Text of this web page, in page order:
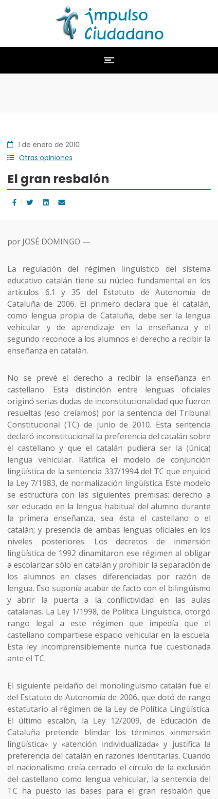
1 de enero de 2010
Otras opiniones
El gran resbalón
por JOSÉ DOMINGO —
La regulación del régimen lingüístico del sistema
educativo catalán tiene su núcleo fundamental en los
artículos 6.1 y 35 del Estatuto de Autonomía de
Cataluña de 2006. El primero declara que el catalán,
como lengua propia de Cataluña, debe ser la lengua
vehicular y de aprendizaje en la enseñanza y el
segundo reconoce a los alumnos el derecho a recibir la
enseñanza en catalán.
No se prevé el derecho a recibir la enseñanza en
castellano. Esta distinción entre lenguas oficiales
originó serias dudas de inconstitucionalidad que fueron
resueltas (eso creíamos) por la sentencia del Tribunal
Constitucional (TC) de junio de 2010. Esta sentencia
declaró inconstitucional la preferencia del catalán sobre
el castellano y que el catalán pudiera ser la (única)
lengua vehicular. Ratifica el modelo de conjunción
lingüística de la sentencia 337/1994 del TC que enjuició
la Ley 7/1983, de normalización lingüística. Este modelo
se estructura con las siguientes premisas: derecho a
ser educado en la lengua habitual del alumno durante
la primera enseñanza, sea ésta el castellano o el
catalán; y presencia de ambas lenguas oficiales en los
niveles posteriores. Los decretos de inmersión
lingüística de 1992 dinamitaron ese régimen al obligar
a escolarizar sólo en catalán y prohibir la separación de
los alumnos en clases diferenciadas por razón de
lengua. Eso suponía acabar de facto con el bilingüismo
y abrir la puerta a la conflictividad en las aulas
catalanas. La Ley 1/1998, de Política Lingüística, otorgó
rango legal a este régimen que impedía que el
castellano compartiese espacio vehicular en la escuela.
Esta ley incomprensiblemente nunca fue cuestionada
ante el TC.
El siguiente peldaño del monolingüismo catalán fue el
del Estatuto de Autonomía de 2006, que dotó de rango
estatutario al régimen de la Ley de Política Lingüística.
El último escalón, la Ley 12/2009, de Educación de
Cataluña pretende blindar los términos «inmersión
lingüística» y «atención individualizada» y justifica la
preferencia del catalán en razones identitarias. Cuando
el nacionalismo creía cerrado el círculo de la exclusión
del castellano como lengua vehicular, la sentencia del
TC ha puesto las bases para el gran resbalón que